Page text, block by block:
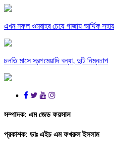
এখন নফল ওমরাহর চেয়ে গাজায় আর্থিক
চলতি মাসে স্বল্পমেয়াদি বন্যা, দুটি নিম্নচাপ
সম্পাদক: এম জেড ফয়সাল
প্রকাশক: ডাঃ এইচ এম ফখরুল ইসলাম